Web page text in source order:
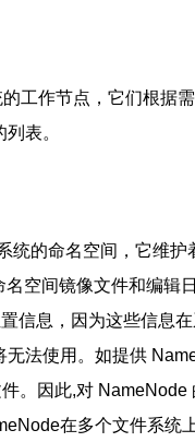
工作节点，它们根据
表。
统的命名空间，它维
名空间镜像文件和编辑
信息，因为这些信息
无法使用。如提供
。因此,对 NameNode
在多个文件系统